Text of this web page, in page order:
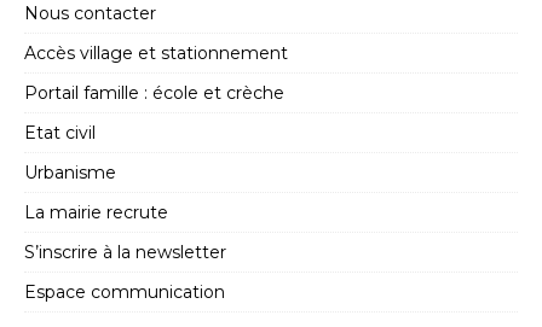
Nous contacter
Accès village et stationnement
Portail famille : école et crèche
Etat civil
Urbanisme
La mairie recrute
S’inscrire à la newsletter
Espace communication